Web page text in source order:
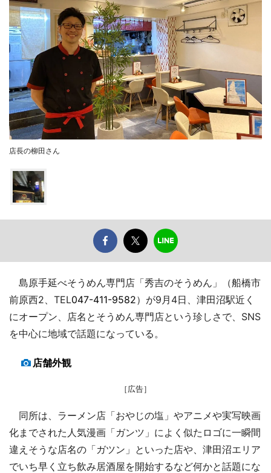
店長の柳田さん
島原手延べそうめん専門店「秀吉のそうめん」（船橋市
前原西2、TEL047-411-9582）が9月4日、津田沼駅近く
にオープン、店名とそうめん専門店という珍しさで、SNS
を中心に地域で話題になっている。
店舗外観
［広告］
同所は、ラーメン店「おやじの塩」やアニメや実写映画
化までされた人気漫画「ガンツ」によく似たロゴに一瞬間
違えそうな店名の「ガツン」といった店や、津田沼エリア
でいち早く立ち飲み居酒屋を開始するなど何かと話題にな